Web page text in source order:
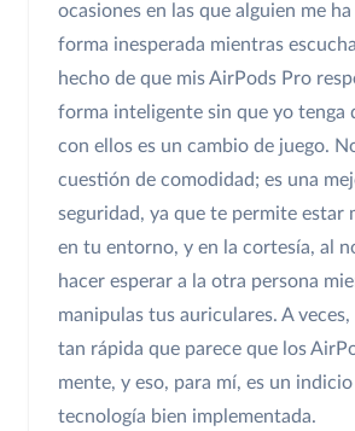
ocasiones en las que alguien me
forma inesperada mientras
hecho de que mis AirPods Pro
forma inteligente sin que yo tenga
con ellos es un cambio de juego.
cuestión de comodidad; es una
seguridad, ya que te permite estar
en tu entorno, y en la cortesía, al
hacer esperar a la otra persona
manipulas tus auriculares. A
tan rápida que parece que los
mente, y eso, para mí, es un
tecnología bien implementada.